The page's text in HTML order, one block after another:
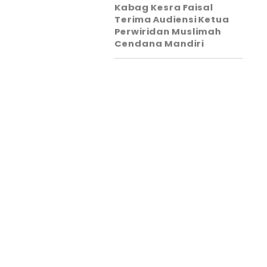
Kabag Kesra Faisal
Terima Audiensi Ketua
Perwiridan Muslimah
Cendana Mandiri